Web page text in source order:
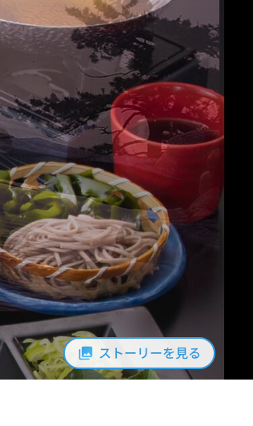
ストーリーを見る